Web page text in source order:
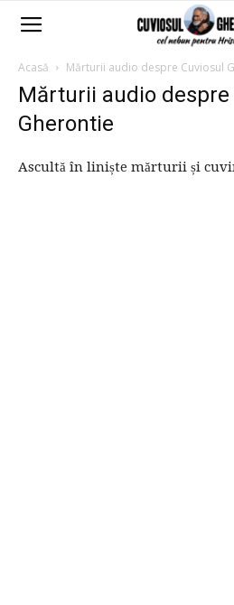
Acasă Mărturii audio despre Cuviosul
Mărturii audio despre
Gherontie
Ascultă în liniște mărturii și